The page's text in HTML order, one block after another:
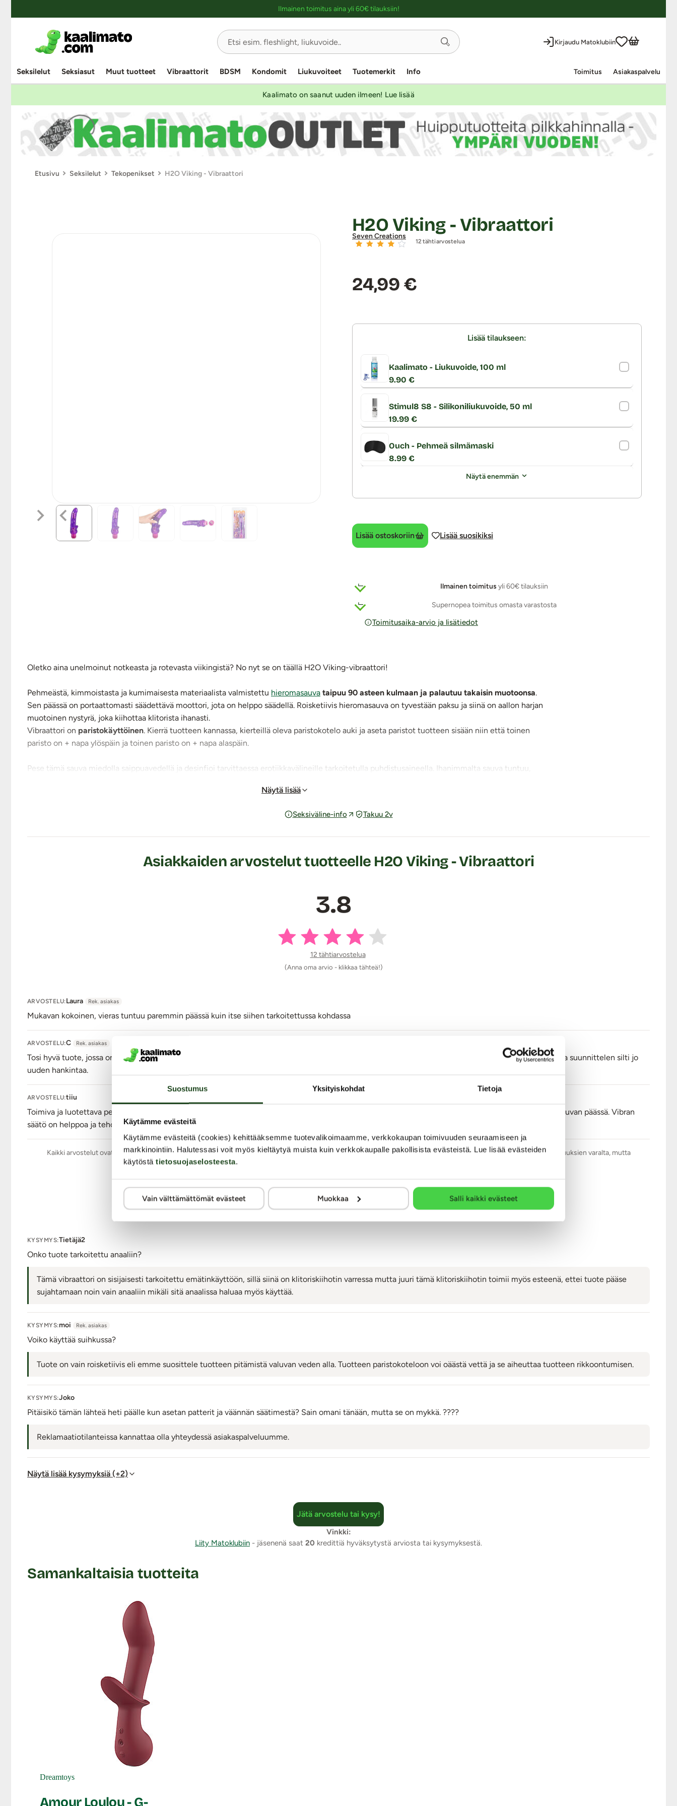
Suostumus Yksityiskohdat Tietoja
Käytämme evästeitä
Käytämme evästeitä (cookies) kehittääksemme tuotevalikoimaamme, verkkokaupan toimivuuden seuraamiseen ja
markkinointiin. Halutessasi voit myös kieltäytyä muista kuin verkkokaupalle pakollisista evästeistä. Lue lisää evästeiden
käytöstä tietosuojaselosteesta.
Vain välttämättömät evästeet Muokkaa Salli kaikki evästeet
Ilmainen toimitus aina yli 60€ tilauksiin!
Kirjaudu Matoklubiin
Seksilelut Seksiasut Muut tuotteet Vibraattorit BDSM Kondomit Liukuvoiteet Tuotemerkit Info Toimitus Asiakaspalvelu
Kaalimato on saanut uuden ilmeen! Lue lisää
Etusivu Seksilelut Tekopenikset H2O Viking - Vibraattori
Seven Creations
H2O Viking - Vibraattori
12 tähtiarvostelua
Hinta:
24,99 €
Lisää tilaukseen:
Kaalimato - Liukuvoide, 100 ml
9.90 €
Stimul8 S8 - Silikoniliukuvoide, 50 ml
19.99 €
Ouch - Pehmeä silmämaski
8.99 €
Näytä enemmän
Lisää ostoskoriin Lisää suosikiksi
Ilmainen toimitus yli 60€ tilauksiin
Supernopea toimitus omasta varastosta
Toimitusaika-arvio ja lisätiedot
Oletko aina unelmoinut notkeasta ja rotevasta viikingistä? No nyt se on täällä H2O Viking-vibraattori!
Pehmeästä, kimmoistasta ja kumimaisesta materiaalista valmistettu hieromasauva taipuu 90 asteen kulmaan ja palautuu takaisin muotoonsa.
Sen päässä on portaattomasti säädettävä moottori, jota on helppo säädellä. Roisketiivis hieromasauva on tyvestään paksu ja siinä on aallon harjan
muotoinen nystyrä, joka kiihottaa klitorista ihanasti.
Vibraattori on paristokäyttöinen. Kierrä tuotteen kannassa, kierteillä oleva paristokotelo auki ja aseta paristot tuotteen sisään niin että toinen
paristo on + napa ylöspäin ja toinen paristo on + napa alaspäin.
Pese tämä sauva miedolla saippuavedellä ja desinfioi tarvittaessa erotiikkavälineille tarkoitetulla puhdistusaineella. Ihanimmalta sauva tuntuu,
Näytä lisää
Seksiväline-info Takuu 2v
Asiakkaiden arvostelut tuotteelle H2O Viking - Vibraattori
3.8
12 tähtiarvostelua
(Anna oma arvio - klikkaa tähteä!)
ARVOSTELU:Laura Rek. asiakas
Mukavan kokoinen, vieras tuntuu paremmin päässä kuin itse siihen tarkoitettussa kohdassa
ARVOSTELU:C Rek. asiakas
Tosi hyvä tuote, jossa on tehoa. Moottorin sijoitus on hyvä joten värinä myös tuntuu. Omassa kappaleessa moottori simahti vähän ennen aikojaan, mutta suunnittelen silti jo
uuden hankintaa.
ARVOSTELU:tiiu
Toimiva ja luotettava perusvibraattori. Kestänyt käytössä jo useamman vuoden. "Aallon harja" klitoriskiihotin ei ole kummoinen, vibramunan sijaitessa sauvan päässä. Vibran
säätö on helppoa ja tehoa löytyy.
Kaikki arvostelut ovat aitoja ja oikeiden asiakkaiden antamia. Arviointi tapahtuu nimimerkillä yksityisyyden suojaamiseksi. Kaalimato.com tarkistaa kaikki arviot asiattomuuksien varalta, mutta
Kysymyksiä tuotteesta H2O Viking - Vibraattori
KYSYMYS:Tietäjä2
Onko tuote tarkoitettu anaaliin?
Tämä vibraattori on sisijaisesti tarkoitettu emätinkäyttöön, sillä siinä on klitoriskiihotin varressa mutta juuri tämä klitoriskiihotin toimii myös esteenä, ettei tuote pääse
sujahtamaan noin vain anaaliin mikäli sitä anaalissa haluaa myös käyttää.
KYSYMYS:moi Rek. asiakas
Voiko käyttää suihkussa?
Tuote on vain roisketiivis eli emme suosittele tuotteen pitämistä valuvan veden alla. Tuotteen paristokoteloon voi oäästä vettä ja se aiheuttaa tuotteen rikkoontumisen.
KYSYMYS:Joko
Pitäisikö tämän lähteä heti päälle kun asetan patterit ja väännän säätimestä? Sain omani tänään, mutta se on mykkä. ????
Reklamaatiotilanteissa kannattaa olla yhteydessä asiakaspalveluumme.
Näytä lisää kysymyksiä (+2)
Jätä arvostelu tai kysy!
Vinkki:
Liity Matoklubiin - jäsenenä saat 20 kredittiä hyväksytystä arviosta tai kysymyksestä.
Samankaltaisia tuotteita
Dreamtoys
Amour Loulou - G-